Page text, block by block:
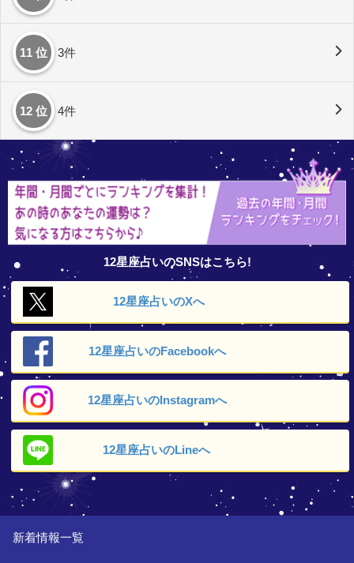
11 位 3件
12 位 4件
12星座占いのSNSはこちら!
12星座占いのXへ
12星座占いのFacebookへ
12星座占いのInstagramへ
12星座占いのLineへ
新着情報一覧